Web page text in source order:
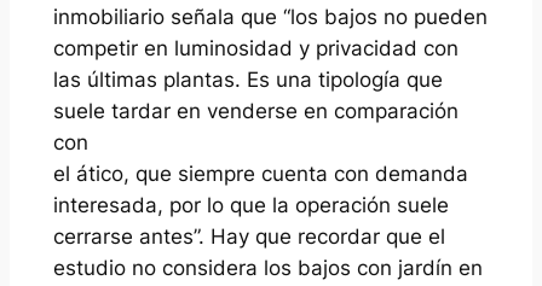
inmobiliario señala que “los bajos no pueden
competir en luminosidad y privacidad con
las últimas plantas. Es una tipología que
suele tardar en venderse en comparación
con
el ático, que siempre cuenta con demanda
interesada, por lo que la operación suele
cerrarse antes”. Hay que recordar que el
estudio no considera los bajos con jardín en